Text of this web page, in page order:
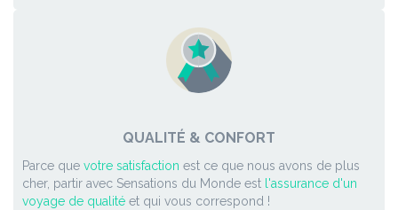
QUALITÉ & CONFORT
Parce que votre satisfaction est ce que nous avons de plus
cher, partir avec Sensations du Monde est l'assurance d'un
voyage de qualité et qui vous correspond !